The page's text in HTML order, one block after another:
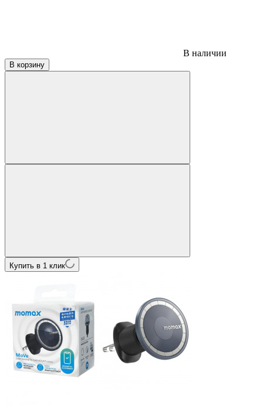
В наличии
В корзину
Купить в 1 клик